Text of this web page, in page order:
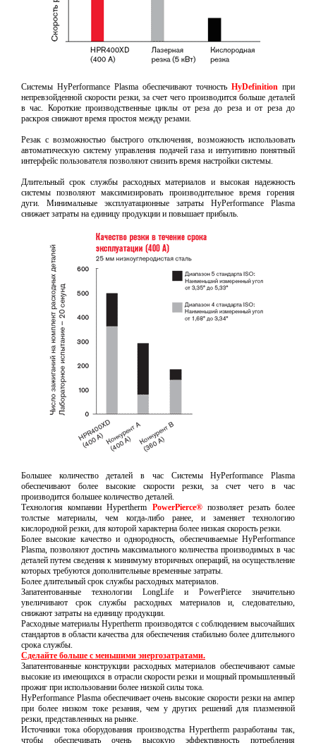
Системы HyPerformance Plasma обеспечивают точность HyDefinition при
непревзойденной скорости резки, за счет чего производится больше деталей
в час. Короткие производственные циклы от реза до реза и от реза до
раскроя снижают время простоя между резами.
Резак с возможностью быстрого отключения, возможность использовать
автоматическую систему управления подачей газа и интуитивно понятный
интерфейс пользователя позволяют снизить время настройки системы.
Длительный срок службы расходных материалов и высокая надежность
системы позволяют максимизировать производительное время горения
дуги. Минимальные эксплуатационные затраты HyPerformance Plasma
снижает затраты на единицу продукции и повышает прибыль.
Большее количество деталей в час Системы HyPerformance Plasma
обеспечивают более высокие скорости резки, за счет чего в час
производится большее количество деталей.
Технология компании Hypertherm PowerPierce®позволяет резать более
толстые материалы, чем когда-либо ранее, и заменяет технологию
кислородной резки, для которой характерна более низкая скорость резки.
Более высокие качество и однородность, обеспечиваемые HyPerformance
Plasma, позволяют достичь максимального количества производимых в час
деталей путем сведения к минимуму вторичных операций, на осуществление
которых требуются дополнительные временные затраты.
Более длительный срок службы расходных материалов.
Запатентованные технологии LongLife и PowerPierce значительно
увеличивают срок службы расходных материалов и, следовательно,
снижают затраты на единицу продукции.
Расходные материалы Hypertherm производятся с соблюдением высочайших
стандартов в области качества для обеспечения стабильно более длительного
срока службы.
Сделайте больше с меньшими энергозатратами.
Запатентованные конструкции расходных материалов обеспечивают самые
высокие из имеющихся в отрасли скорости резки и мощный промышленный
прожиг при использовании более низкой силы тока.
HyPerformance Plasma обеспечивает очень высокие скорости резки на ампер
при более низком токе резания, чем у других решений для плазменной
резки, представленных на рынке.
Источники тока оборудования производства Hypertherm разработаны так,
чтобы обеспечивать очень высокую эффективность потребления